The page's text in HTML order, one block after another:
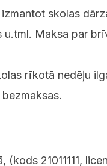
skolas
Maksa par
rīkotā nedēļu
21011111,